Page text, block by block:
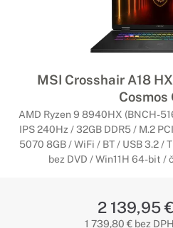
MSI Crosshair A18
Cosmos
AMD Ryzen 9 8940HX (BNCH-
IPS 240Hz / 32GB DDR5 / M.2
5070 8GB / WiFi / BT / USB 3.2 /
bez DVD / Win11H 64-bit /
2 139,95 €
1 739,80 € bez DPH